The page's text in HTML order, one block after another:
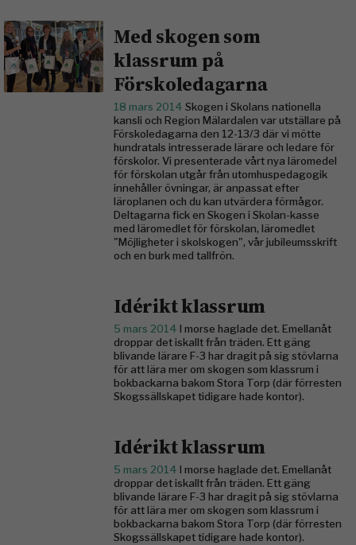
Med skogen som
klassrum på
Förskoledagarna
18 mars 2014 Skogen i Skolans nationella
kansli och Region Mälardalen var utställare på
Förskoledagarna den 12-13/3 där vi mötte
hundratals intresserade lärare och ledare för
förskolor. Vi presenterade vårt nya läromedel
för förskolan utgår från utomhuspedagogik
innehåller övningar, är anpassat efter
läroplanen och du kan utvärdera förmågor.
Deltagarna fick en Skogen i Skolan-kasse
med läromedlet för förskolan, läromedlet
"Möjligheter i skolskogen", vår jubileumsskrift
och en burk med tallfrön.
Idérikt klassrum
5 mars 2014 I morse haglade det. Emellanåt
droppar det iskallt från träden. Ett gäng
blivande lärare F-3 har dragit på sig stövlarna
för att lära mer om skogen som klassrum i
bokbackarna bakom Stora Torp (där förresten
Skogssällskapet tidigare hade kontor).
Idérikt klassrum
5 mars 2014 I morse haglade det. Emellanåt
droppar det iskallt från träden. Ett gäng
blivande lärare F-3 har dragit på sig stövlarna
för att lära mer om skogen som klassrum i
bokbackarna bakom Stora Torp (där förresten
Skogssällskapet tidigare hade kontor).